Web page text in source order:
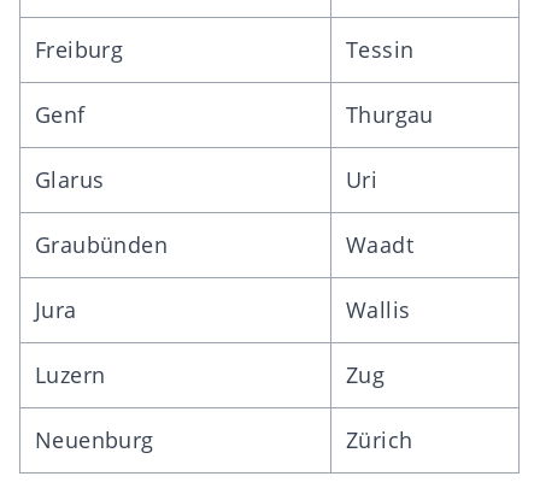
Freiburg Tessin
Genf Thurgau
Glarus Uri
Graubünden Waadt
Jura Wallis
Luzern Zug
Neuenburg Zürich